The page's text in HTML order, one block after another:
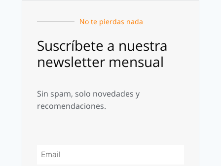
No te pierdas nada
Suscríbete a nuestra
newsletter mensual
Sin spam, solo novedades y
recomendaciones.